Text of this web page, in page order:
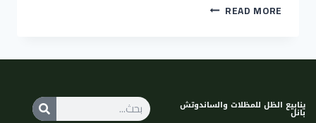
READ MORE
ينابيع الظل للمظلات والساندوتش
بانل